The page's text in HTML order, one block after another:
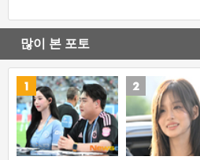
많이 본 포토